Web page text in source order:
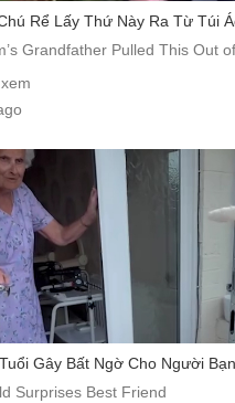
Rể Lấy Thứ Này Ra Từ Túi
Grandfather Pulled This Out of
Gây Bất Ngờ Cho Người
Surprises Best Friend